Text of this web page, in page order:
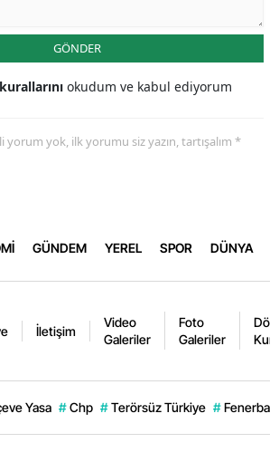
GÖNDER
okudum ve kabul ediyorum
yorum yok, ilk yorumu siz yazın, tartışalım *
GÜNDEM YEREL SPOR DÜNYA
İletişim
Video
Galeriler
Foto
Galeriler
Yasa # Chp # Terörsüz Türkiye #